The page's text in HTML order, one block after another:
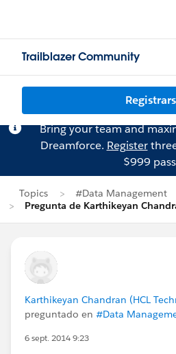
Trailblazer Community
Bring your team and
Dreamforce. Register
$999
Topics
#Data Management
Pregunta de Karthikeyan
Karthikeyan Chandran (HCL
preguntado en #Data
6 sept. 2014 9:23